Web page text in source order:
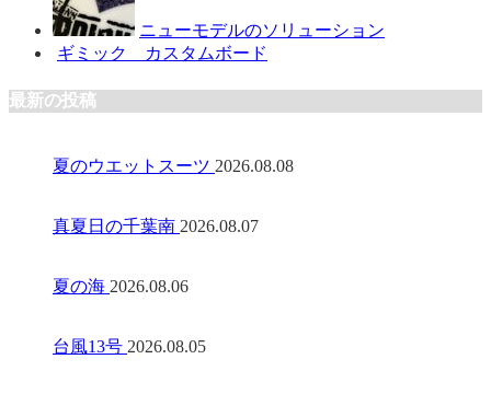
ニューモデルのソリューション
ギミック カスタムボード
最新の投稿
夏のウエットスーツ 2026.08.08
真夏日の千葉南 2026.08.07
夏の海 2026.08.06
台風13号 2026.08.05